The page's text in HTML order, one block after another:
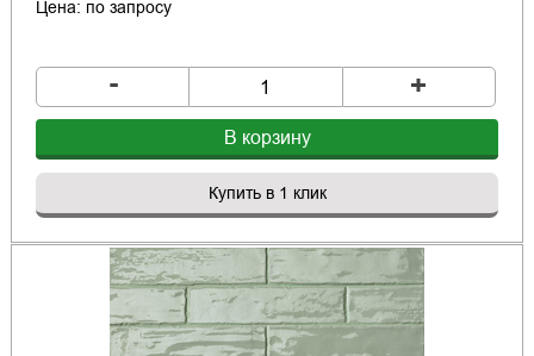
Цена: по запросу
- +
В корзину
Купить в 1 клик